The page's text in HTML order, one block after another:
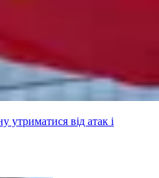
утриматися від атак і